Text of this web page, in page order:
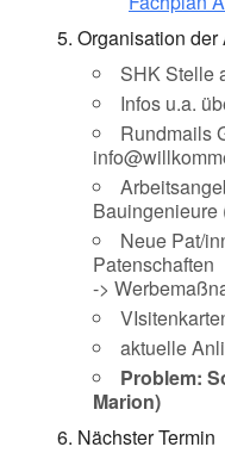
Organisation der
SHK Stelle
Infos u.a.
Rundmails
Bauingenieure
Neue Pat/
Patenschaften
->
aktuelle
Problem:
Marion)
Nächster Termin